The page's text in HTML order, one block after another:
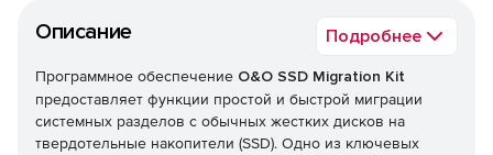
Описание Подробнее
Программное обеспечение O&O SSD Migration Kit
предоставляет функции простой и быстрой миграции
системных разделов с обычных жестких дисков на
твердотельные накопители (SSD). Одно из ключевых